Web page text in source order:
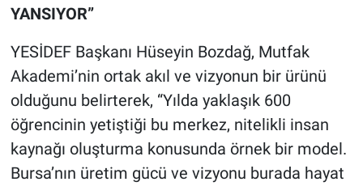
YANSIYOR”
YESİDEF Başkanı Hüseyin Bozdağ, Mutfak
Akademi’nin ortak akıl ve vizyonun bir ürünü
olduğunu belirterek, “Yılda yaklaşık 600
öğrencinin yetiştiği bu merkez, nitelikli insan
kaynağı oluşturma konusunda örnek bir model.
Bursa’nın üretim gücü ve vizyonu burada hayat